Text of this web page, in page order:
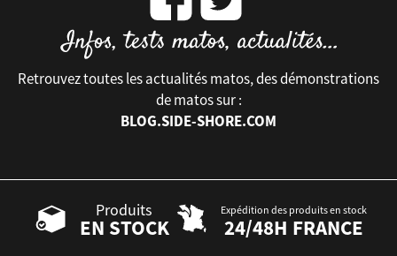
Retrouvez toutes les actualités matos, des démonstrations
de matos sur :
BLOG.SIDE-SHORE.COM
Produits
EN STOCK
Expédition des produits en stock
24/48H FRANCE